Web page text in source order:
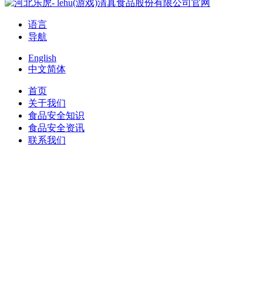
语言
导航
English
中文简体
首页
关于我们
食品安全知识
食品安全资讯
联系我们